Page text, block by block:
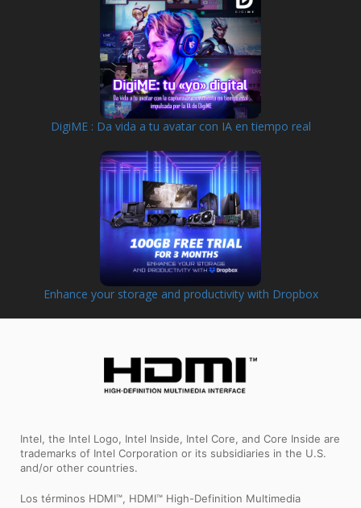
DigiME : Da vida a tu avatar con IA en tiempo real
Enhance your storage and productivity with Dropbox
Intel, the Intel Logo, Intel Inside, Intel Core, and Core Inside are
trademarks of Intel Corporation or its subsidiaries in the U.S.
and/or other countries.
Los términos HDMI™, HDMI™ High-Definition Multimedia